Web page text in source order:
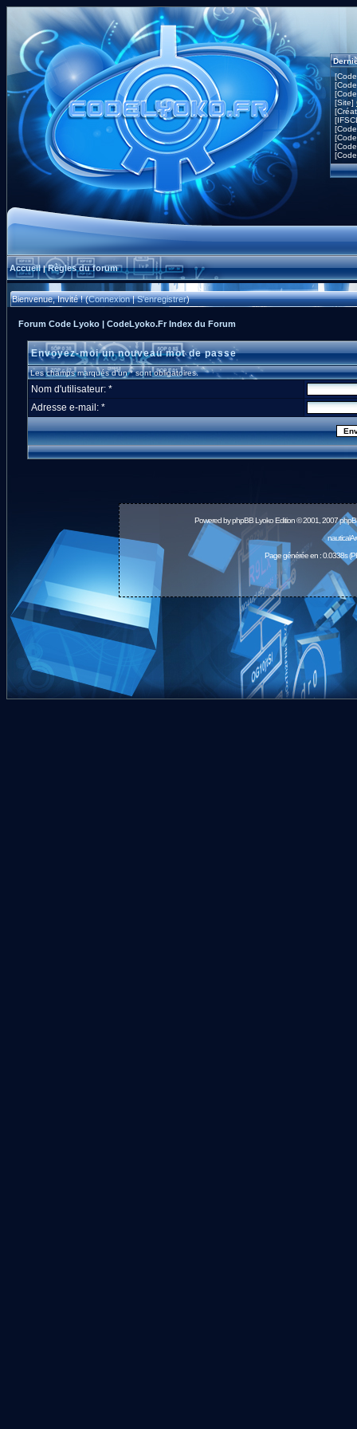
[Site]
Accueil|Règles du forum
Bienvenue, Invité ! (Connexion|S'enregistrer)
Forum Code Lyoko | CodeLyoko.Fr Index du Forum
Envoyez-moi un nouveau mot de passe
Les champs marqués d'un * sont obligatoires.
Nom d'utilisateur: *
Adresse e-mail: *
Powered byphpBBLyoko Edition © 2001, 2007
Page générée en : 0.0338s